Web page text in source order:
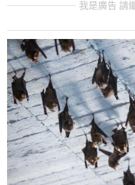
我是廣告 請